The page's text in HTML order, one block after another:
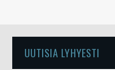
UUTISIA LYHYESTI